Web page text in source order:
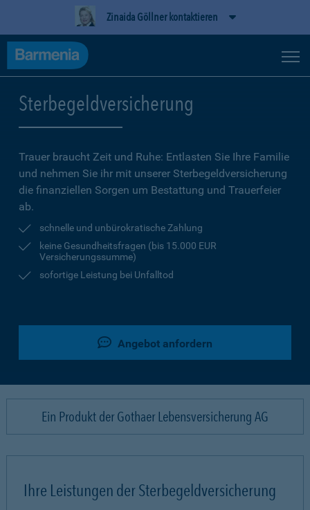
Zinaida Göllner kontaktieren
Sterbegeldversicherung
Trauer braucht Zeit und Ruhe: Entlasten Sie Ihre Familie
und nehmen Sie ihr mit unserer Sterbegeldversicherung
die finanziellen Sorgen um Bestattung und Trauerfeier
ab.
schnelle und unbürokratische Zahlung
keine Gesundheitsfragen (bis 15.000 EUR
Versicherungssumme)
sofortige Leistung bei Unfalltod
Angebot anfordern
Ein Produkt der Gothaer Lebensversicherung AG
Ihre Leistungen der Sterbegeldversicherung